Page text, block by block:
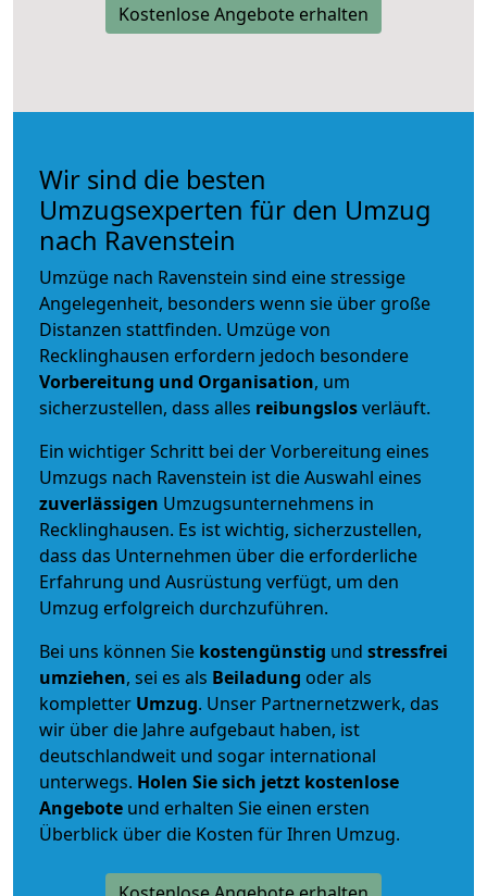
Kostenlose Angebote erhalten
Wir sind die besten
Umzugsexperten für den Umzug
nach Ravenstein
Umzüge nach Ravenstein sind eine stressige
Angelegenheit, besonders wenn sie über große
Distanzen stattfinden. Umzüge von
Recklinghausen erfordern jedoch besondere
Vorbereitung und Organisation, um
sicherzustellen, dass alles reibungslosverläuft.
Ein wichtiger Schritt bei der Vorbereitung eines
Umzugs nach Ravenstein ist die Auswahl eines
zuverlässigen Umzugsunternehmens in
Recklinghausen. Es ist wichtig, sicherzustellen,
dass das Unternehmen über die erforderliche
Erfahrung und Ausrüstung verfügt, um den
Umzug erfolgreich durchzuführen.
Bei uns können Sie kostengünstig und stressfrei
umziehen, sei es als Beiladung oder als
kompletter Umzug. Unser Partnernetzwerk, das
wir über die Jahre aufgebaut haben, ist
deutschlandweit und sogar international
unterwegs. Holen Sie sich jetzt kostenlose
Angebote und erhalten Sie einen ersten
Überblick über die Kosten für Ihren Umzug.